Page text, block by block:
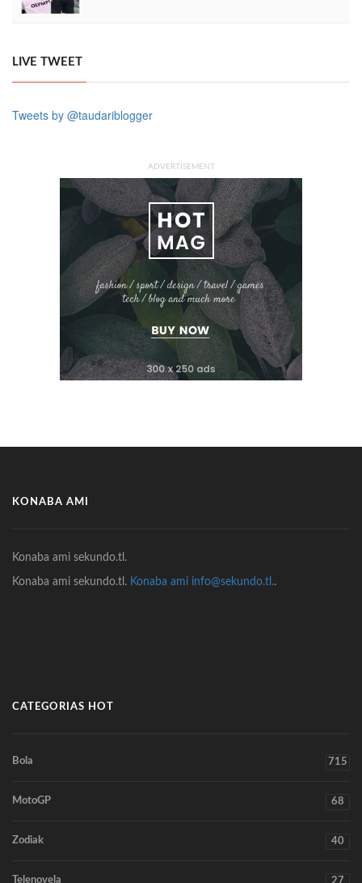
LIVE TWEET
Tweets by @taudariblogger
ADVERTISEMENT
KONABA AMI
Konaba ami sekundo.tl.
Konaba ami sekundo.tl. Konaba ami info@sekundo.tl..
CATEGORIAS HOT
Bola 715
MotoGP 68
Zodiak 40
Telenovela 27